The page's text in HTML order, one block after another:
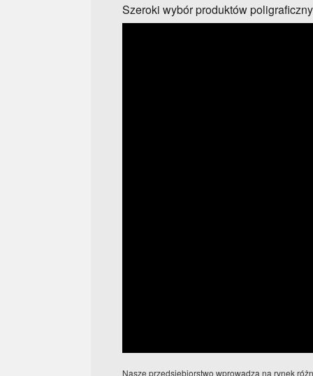
Szeroki wybór produktów
Nasze przedsiębiorstwo wprowadza na rynek